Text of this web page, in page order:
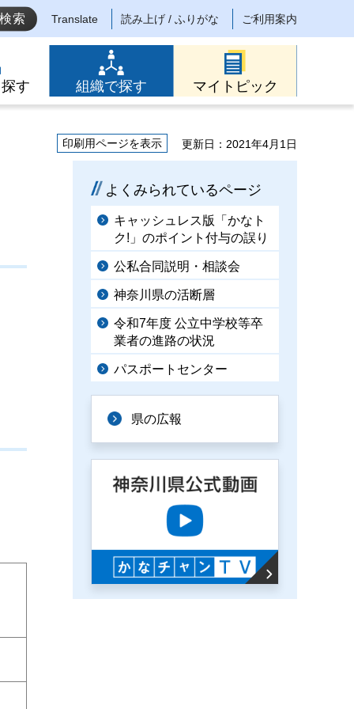
Translate 読み上げ / ふりがな ご利用案内
す 組織で探す マイトピック
印刷用ページを表示 更新日：2021年4月1日
よくみられているページ
キャッシュレス版「かなト
ク!」のポイント付与の誤り
公私合同説明・相談会
神奈川県の活断層
令和7年度 公立中学校等卒
業者の進路の状況
パスポートセンター
県の広報